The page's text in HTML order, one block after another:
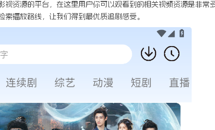
资源的平台，在这里用户你可以观看到的相关视频资源是非常
播放路线，让我们得到最优质追剧感受。